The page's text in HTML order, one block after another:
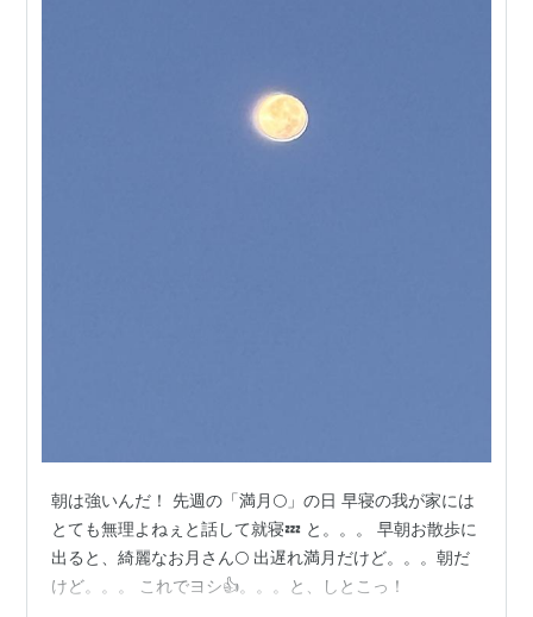
朝は強いんだ！ 先週の「満月🌕」の日 早寝の我が家には
とても無理よねぇと話して就寝💤 と。。。 早朝お散歩に
出ると、綺麗なお月さん🌕 出遅れ満月だけど。。。朝だ
けど。。。 これでヨシ👍。。。と、しとこっ！